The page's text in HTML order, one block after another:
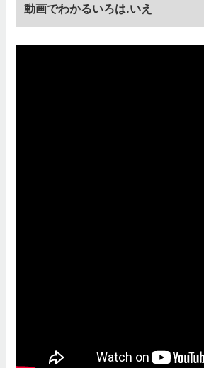
動画でわかるいろは.いえ